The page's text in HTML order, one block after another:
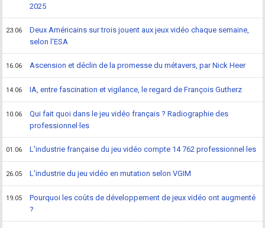
2025
23.06
Deux Américains sur trois jouent aux jeux vidéo chaque semaine,
selon l'ESA
16.06 Ascension et déclin de la promesse du métavers, par Nick Heer
14.06 IA, entre fascination et vigilance, le regard de François Gutherz
10.06
Qui fait quoi dans le jeu vidéo français ? Radiographie des
professionnel·les
01.06 L'industrie française du jeu vidéo compte 14 762 professionnel·les
26.05 L'industrie du jeu vidéo en mutation selon VGIM
19.05
Pourquoi les coûts de développement de jeux vidéo ont augmenté
?